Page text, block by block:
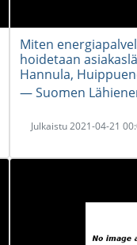
Miten
hoidetaan
Hannula,
― Suomen
Julkaistu 2021-04-21